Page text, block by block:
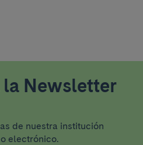
Newsletter
de nuestra institución
electrónico.